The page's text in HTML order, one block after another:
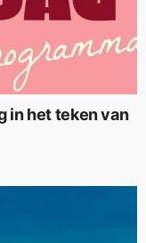
in het teken van